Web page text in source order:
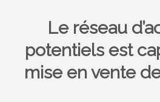
Le réseau
potentiels est
mise en vente